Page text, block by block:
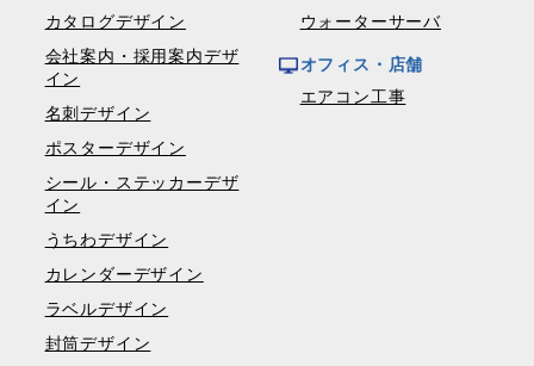
カタログデザイン
会社案内・採用案内デザ
イン
名刺デザイン
ポスターデザイン
シール・ステッカーデザ
イン
うちわデザイン
カレンダーデザイン
ラベルデザイン
封筒デザイン
ウォーターサーバ
オフィス・店舗
エアコン工事